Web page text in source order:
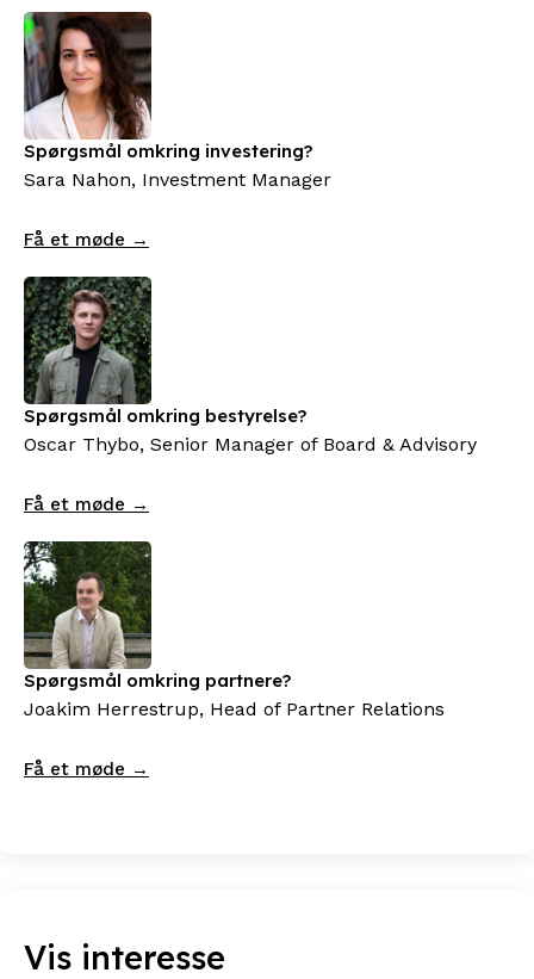
Spørgsmål omkring investering?
Sara Nahon, Investment Manager
Få et møde →
Spørgsmål omkring bestyrelse?
Oscar Thybo, Senior Manager of Board & Advisory
Få et møde →
Spørgsmål omkring partnere?
Joakim Herrestrup, Head of Partner Relations
Få et møde →
Vis interesse